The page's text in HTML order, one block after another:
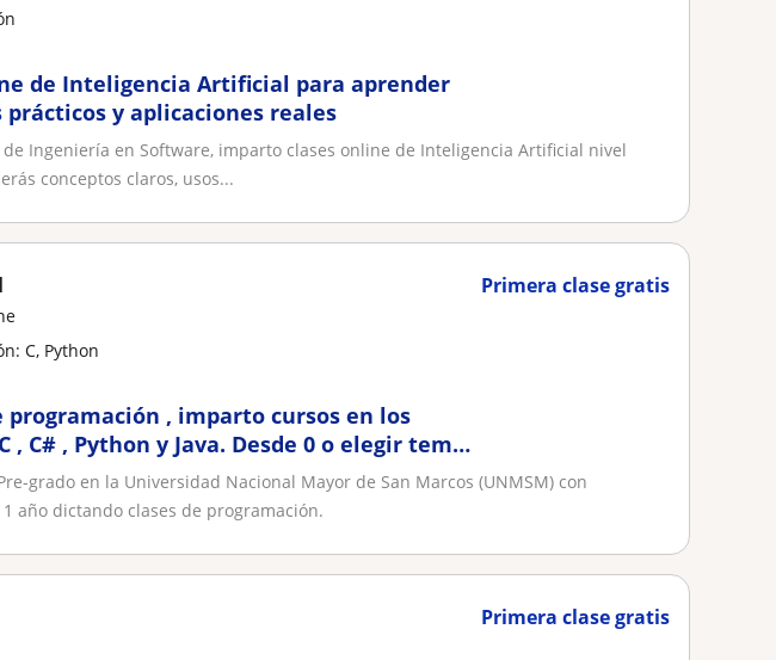
de Inteligencia Artificial para aprender
prácticos y aplicaciones reales
de Ingeniería en Software, imparto clases online de Inteligencia Artificial nivel
conceptos claros, usos...
Primera clase gratis
C, Python
programación , imparto cursos en los
, C# , Python y Java. Desde 0 o elegir tema
grado en la Universidad Nacional Mayor de San Marcos (UNMSM) con
año dictando clases de programación.
Primera clase gratis